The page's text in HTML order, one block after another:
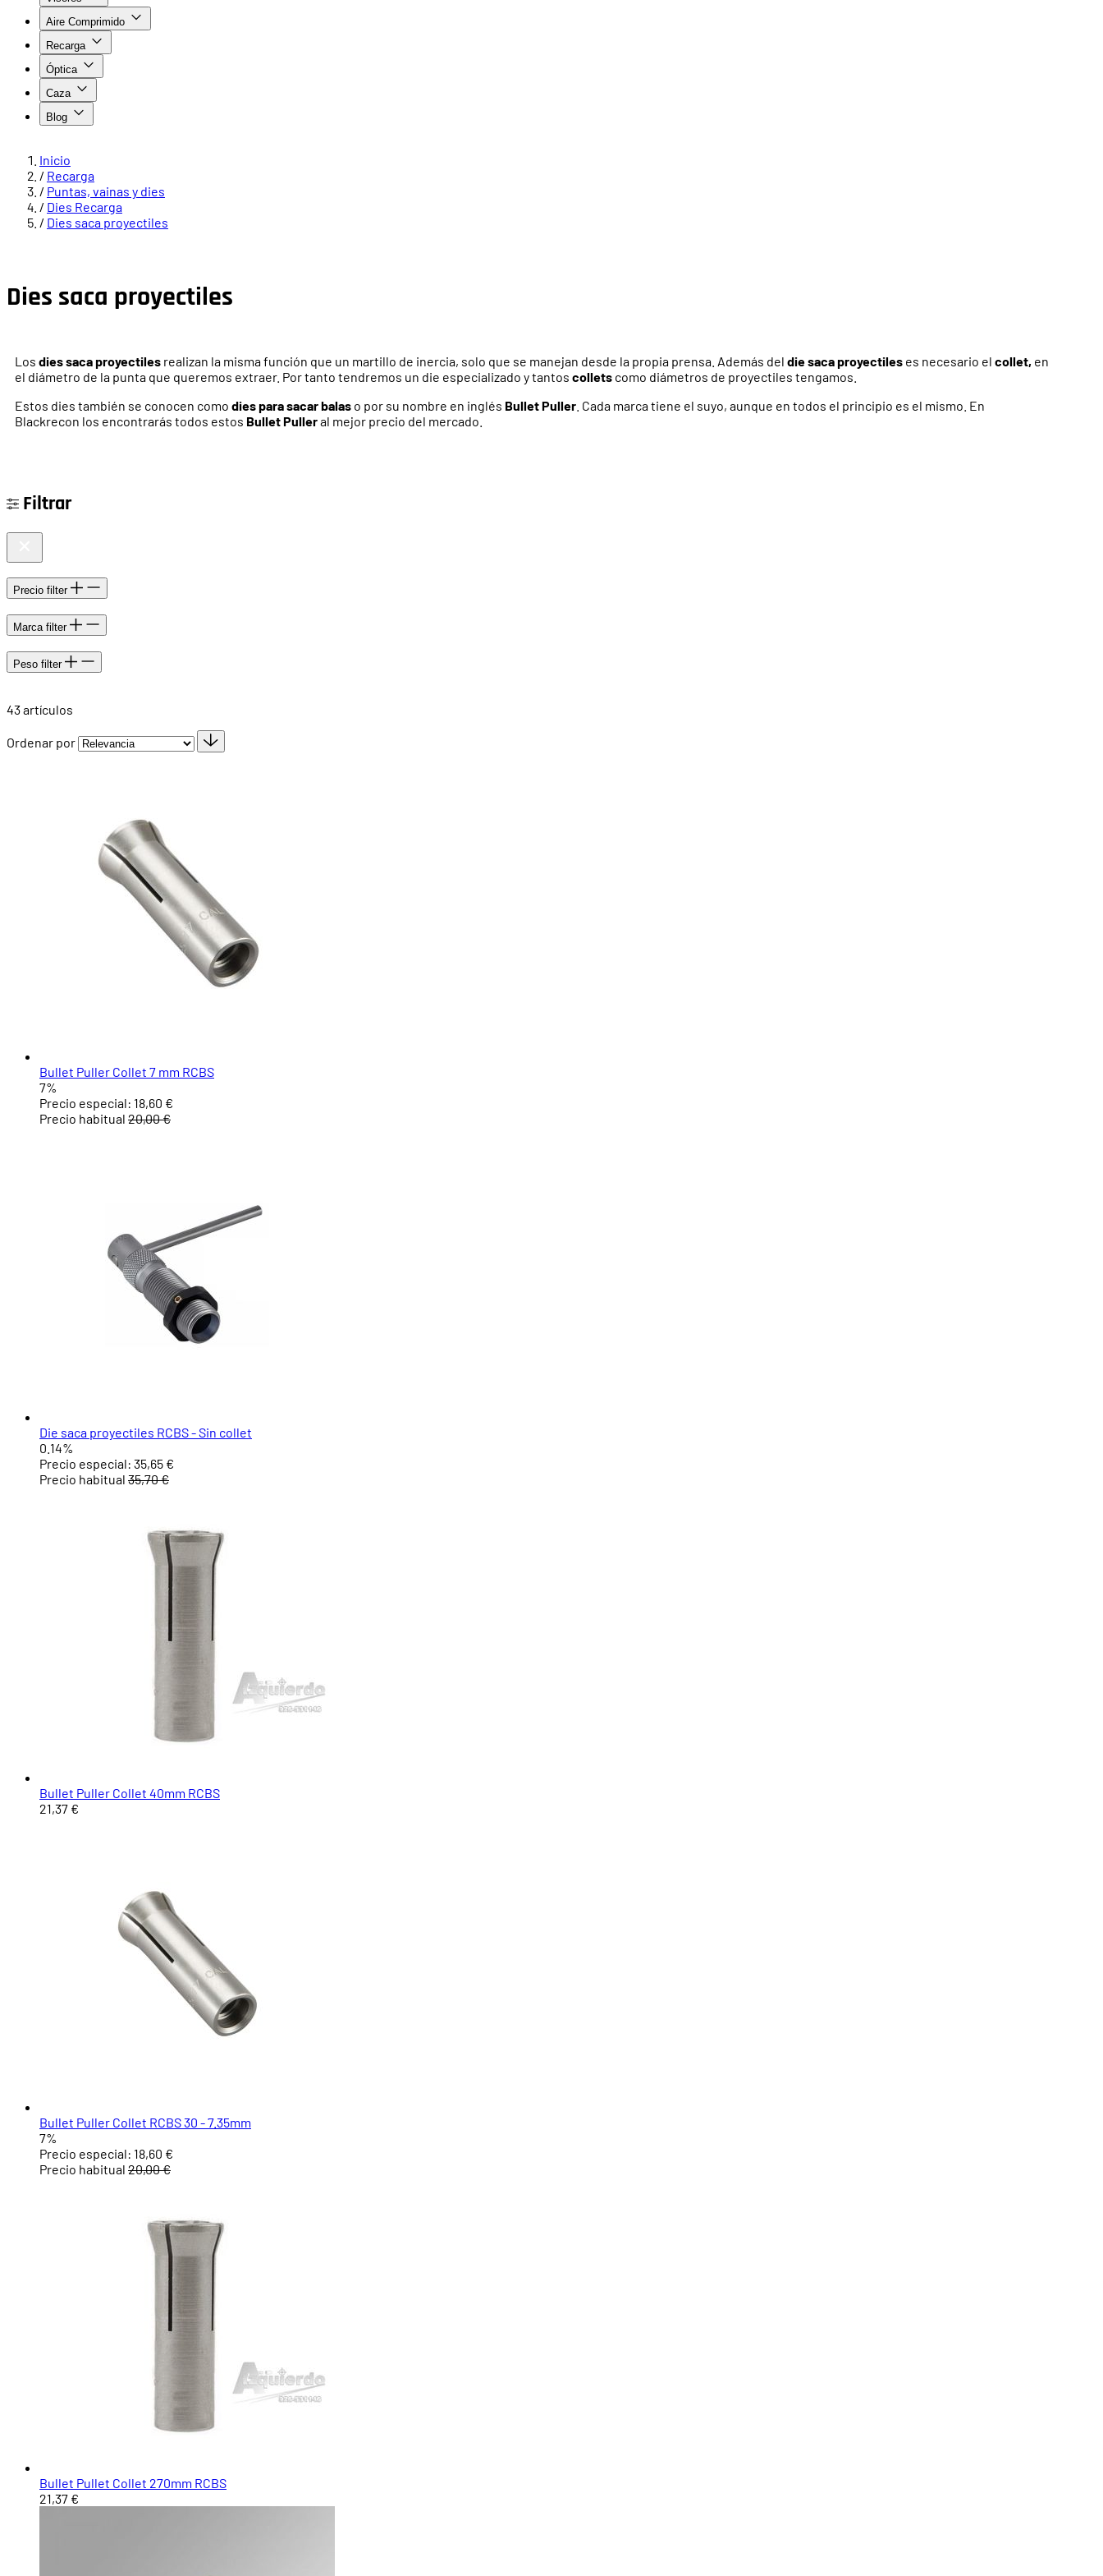
Aire Comprimido
Recarga
Óptica
Caza
Blog
Inicio
/ Recarga
/ Puntas, vainas y dies
/ Dies Recarga
/ Dies saca proyectiles
Dies saca proyectiles
Los dies saca proyectiles realizan la misma función que un martillo de inercia, solo que se manejan desde la propia prensa. Además del die saca proyectiles es necesario el collet, en
el diámetro de la punta que queremos extraer. Por tanto tendremos un die especializado y tantos collets como diámetros de proyectiles tengamos.
Estos dies también se conocen como dies para sacar balas o por su nombre en inglés Bullet Puller . Cada marca tiene el suyo, aunque en todos el principio es el mismo. En
Blackrecon los encontrarás todos estos Bullet Pulleral mejor precio del mercado.
Filtrar
Precio filter
Marca filter
Peso filter
43artículos
Ordenar por
Bullet Puller Collet 7 mm RCBS
7%
Precio especial: 18,60 €
Precio habitual 20,00 €
Die saca proyectiles RCBS - Sin collet
0.14%
Precio especial: 35,65 €
Precio habitual 35,70 €
Bullet Puller Collet 40mm RCBS
21,37 €
Bullet Puller Collet RCBS 30 - 7.35mm
7%
Precio especial: 18,60 €
Precio habitual 20,00 €
Bullet Pullet Collet 270mm RCBS
21,37 €